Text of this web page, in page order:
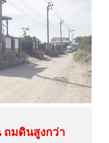
มดินสูงกว่า